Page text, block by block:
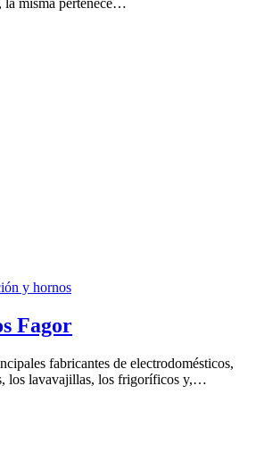
la misma pertenece…
y hornos
Fagor
fabricantes de electrodomésticos,
los lavavajillas, los frigoríficos y,…